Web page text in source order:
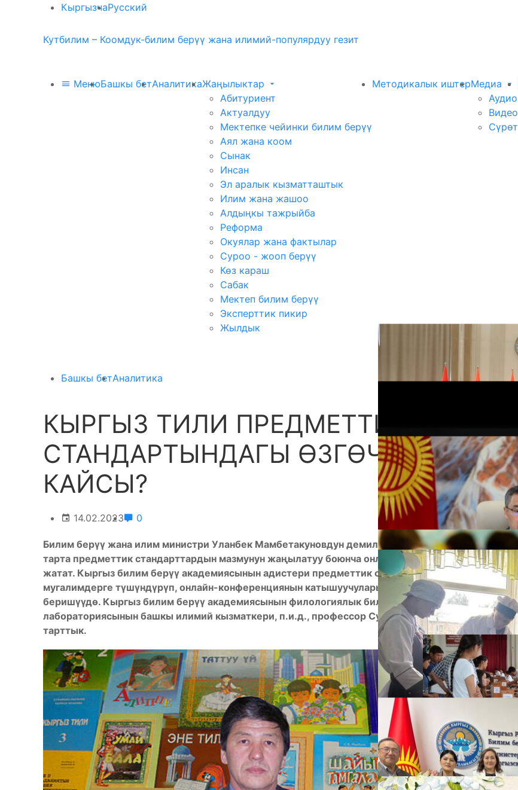
КыргызчаРусский
Кутбилим – Коомдук-билим берүү жана илимий-популярдуу гезит
МенюБашкы бетАналитикаЖаңылыктар
Абитуриент
Актуалдуу
Мектепке чейинки билим берүү
Аял жана коом
Сынак
Инсан
Эл аралык кызматташтык
Илим жана жашоо
Алдыңкы тажрыйба
Реформа
Окуялар жана фактылар
Суроо - жооп берүү
Көз караш
Сабак
Мектеп билим берүү
Эксперттик пикир
Жылдык
Методикалык иштерМедиа
Аудио
Видео
Сүрөт
Башкы бетАналитика
КЫРГЫЗ ТИЛИ ПРЕДМЕТТИК
СТАНДАРТЫНДАГЫ ӨЗГӨЧӨЛҮКТӨР
КАЙСЫ?
14.02.2023 0
Билим берүү жана илим министри Уланбек Мамбетакуновдун демилгеси менен 7-февралдан
тарта предметтик стандарттардын мазмунун жаңылатуу боюнча онлайн форматта талкуу жүрүп
жатат. Кыргыз билим берүү академиясынын адистери предметтик стандарттардын мазмунун
мугалимдерге түшүндүрүп, онлайн-конференциянын катышуучуларынын суроолоруна жооп
беришүүдө. Кыргыз билим берүү академиясынын филологиялык билим берүү
лабораториясынын башкы илимий кызматкери, п.и.д., профессор Сулайман РЫСБАЕВди кепке
тарттык.